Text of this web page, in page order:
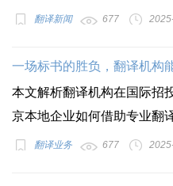
翻译新闻 677
一场标书的胜负，翻译机构
本文解析翻译机构在国际招
京本地企业如何借助专业翻
翻译业务 677